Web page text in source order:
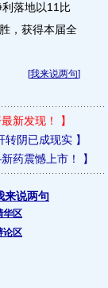
落地以11比
，获得本届全
[我来说两句]
新发现！
】
转阴已成现实】
药震憾上市！ 】
来说两句
华区
论区